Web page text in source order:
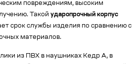
повреждениям, высоким
Такой ударопрочный корпус
срок службы изделия по сравнению с
материалов.
из ПВХ в наушниках Кедр А, в